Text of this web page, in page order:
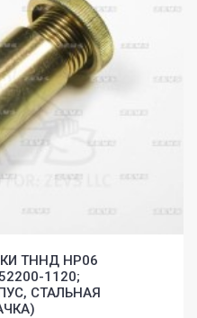
ТННД HP06
1120;
СТАЛЬНАЯ